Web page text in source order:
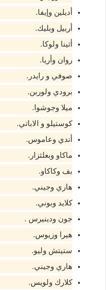
أديلين وإيفا.
أربيل وبليك.
أثينا ولوكا.
روان وأريا.
صوفي و رايدر.
برودي ولوربن.
ميلا وجوشوا.
كوستيلو و الاباتي.
أندي وعاموس.
ماكاو وبعلثزار.
بف وكاكاو.
هاري وجيني.
كلايد وبوني.
جون ودينيرس .
هيرا وزيوس.
ستيتش وليو.
هاري وجيني.
كلارك ولويس.